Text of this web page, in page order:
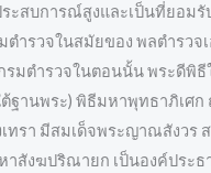
สบการณ์สูงและเป็นที่ยอมรั
ตำรวจในสมัยของ พลตำรวจ
รมตำรวจในตอนนั้น พระดีพิ
ฐานพระ) พิธีมหาพุทธาภิเศก
เทรา มีสมเด็จพระญาณสังวร
าสังฆปริณายก เป็นองค์ประธ